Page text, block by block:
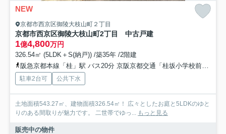
NEW
京都市西京区御陵大枝山町２丁目
京都市西京区御陵大枝山町2丁目 中古戸建
1億4,800万円
326.54㎡ (5LDK＋S(納戸)) /築35年 /2階建
阪急京都本線「桂」駅 バス20分 京阪京都交通「桂坂小学校前」 停歩3分
駐車2台可 公共下水
土地面積543.27㎡、建物面積326.54㎡！ 広々としたお庭と5LDKのゆと
りのある間取りが魅力です。 二世帯でゆっ...
もっと見る
販売中の物件